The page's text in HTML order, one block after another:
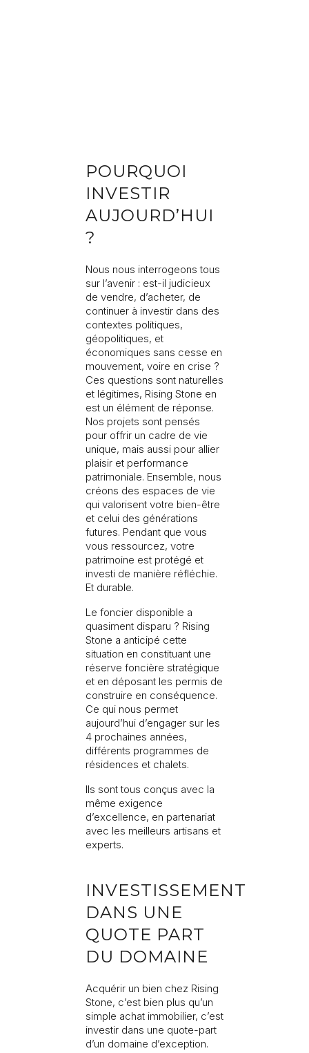
Adresse e-mail
Votre demande
Je souhaite recevoir des informations sur l’actualité
Rising Stone.
ENVOYER
Les informations recueillies sont nécessaires au traitement de
votre demande par Rising Stone. Vous pouvez consulter notre
Politique de confidentialité. À tout moment, vous disposez
d’un droit d’accès, de modification et de suppression de vos
POURQUOI
INVESTIR
AUJOURD’HUI
?
Nous nous interrogeons tous
sur l’avenir : est-il judicieux
de vendre, d’acheter, de
continuer à investir dans des
contextes politiques,
géopolitiques, et
économiques sans cesse en
mouvement, voire en crise ?
Ces questions sont naturelles
et légitimes, Rising Stone en
est un élément de réponse.
Nos projets sont pensés
pour offrir un cadre de vie
unique, mais aussi pour allier
plaisir et performance
patrimoniale. Ensemble, nous
créons des espaces de vie
qui valorisent votre bien-être
et celui des générations
futures. Pendant que vous
vous ressourcez, votre
patrimoine est protégé et
investi de manière réfléchie.
Et durable.
Le foncier disponible a
quasiment disparu ? Rising
Stone a anticipé cette
situation en constituant une
réserve foncière stratégique
et en déposant les permis de
construire en conséquence.
Ce qui nous permet
aujourd’hui d’engager sur les
4 prochaines années,
différents programmes de
résidences et chalets.
Ils sont tous conçus avec la
même exigence
d’excellence, en partenariat
avec les meilleurs artisans et
experts.
INVESTISSEMENT
DANS UNE
QUOTE PART
DU DOMAINE
Acquérir un bien chez Rising
Stone, c’est bien plus qu’un
simple achat immobilier, c’est
investir dans une quote-part
d’un domaine d’exception.